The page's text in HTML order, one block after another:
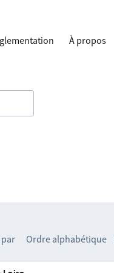
À propos
Ordre alphabétique